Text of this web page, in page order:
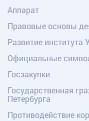
Аппарат
Правовые основы
Развитие института
Официальные
Госзакупки
Государственная
Петербурга
Противодействие